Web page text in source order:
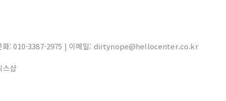
화: 010-3387-2975 | 이메일: dirtynope@hellocenter.co.kr
스샵